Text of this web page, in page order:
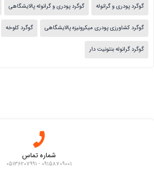
گوگرد پودری و گرانوله گوگرد پودری و گرانوله پالایشگاهی
گوگرد کشاورزی پودری میکرونیزه پالایشگاهی گوگرد کلوخه
گوگرد گرانوله بنتونیت دار
شماره تماس
09158709001 - 05136207991